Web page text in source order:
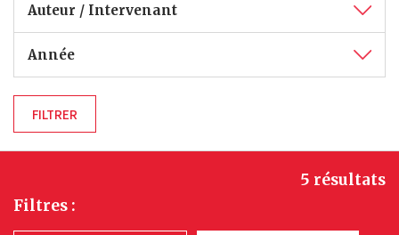
Auteur / Intervenant
Année
Filtres :
5 résultats